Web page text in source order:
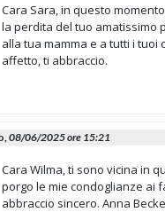
Cara Sara, in questo
la perdita del tuo amatissimo
alla tua mamma e a tutti i tuoi
affetto, ti abbraccio.
08/06/2025 ore 15:21
Cara Wilma, ti sono vicina in
porgo le mie condoglianze ai
abbraccio sincero. Anna